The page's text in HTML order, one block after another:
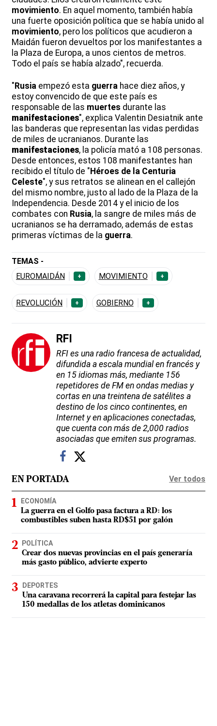
movimiento. En aquel momento, también había
una fuerte oposición política que se había unido al
movimiento, pero los políticos que acudieron a
Maidán fueron devueltos por los manifestantes a
la Plaza de Europa, a unos cientos de metros.
Todo el país se había alzado", recuerda.
"Rusia empezó esta guerra hace diez años, y
estoy convencido de que este país es
responsable de las muertes durante las
manifestaciones", explica Valentin Desiatnik ante
las banderas que representan las vidas perdidas
de miles de ucranianos. Durante las
manifestaciones, la policía mató a 108 personas.
Desde entonces, estos 108 manifestantes han
recibido el título de "Héroes de la Centuria
Celeste", y sus retratos se alinean en el callejón
del mismo nombre, justo al lado de la Plaza de la
Independencia. Desde 2014 y el inicio de los
combates con Rusia, la sangre de miles más de
ucranianos se ha derramado, además de estas
primeras víctimas de la guerra.
TEMAS -
EUROMAIDÁN
+ MOVIMIENTO +
REVOLUCIÓN + GOBIERNO +
RFI
RFI es una radio francesa de actualidad,
difundida a escala mundial en francés y
en 15 idiomas más, mediante 156
repetidores de FM en ondas medias y
cortas en una treintena de satélites a
destino de los cinco continentes, en
Internet y en aplicaciones conectadas,
que cuenta con más de 2,000 radios
asociadas que emiten sus programas.
EN PORTADA Ver todos
ECONOMÍA
La guerra en el Golfo pasa factura a RD: los
combustibles suben hasta RD$51 por galón
POLÍTICA
Crear dos nuevas provincias en el país generaría
más gasto público, advierte experto
DEPORTES
Una caravana recorrerá la capital para festejar las
150 medallas de los atletas dominicanos